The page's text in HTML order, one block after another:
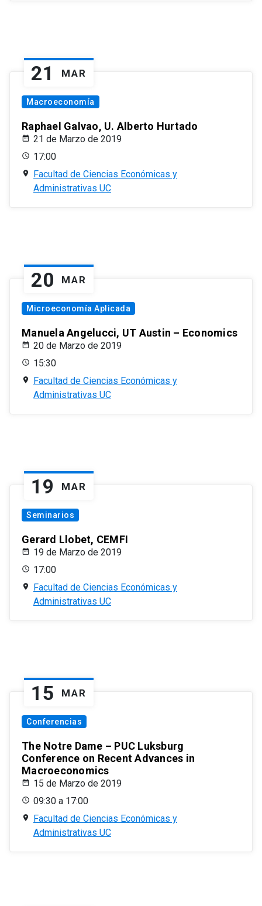
21 MAR
Macroeconomía
Raphael Galvao, U. Alberto Hurtado
21 de Marzo de 2019
17:00
Facultad de Ciencias Económicas y
Administrativas UC
20 MAR
Microeconomía Aplicada
Manuela Angelucci, UT Austin – Economics
20 de Marzo de 2019
15:30
Facultad de Ciencias Económicas y
Administrativas UC
19 MAR
Seminarios
Gerard Llobet, CEMFI
19 de Marzo de 2019
17:00
Facultad de Ciencias Económicas y
Administrativas UC
15 MAR
Conferencias
The Notre Dame – PUC Luksburg
Conference on Recent Advances in
Macroeconomics
15 de Marzo de 2019
09:30 a 17:00
Facultad de Ciencias Económicas y
Administrativas UC